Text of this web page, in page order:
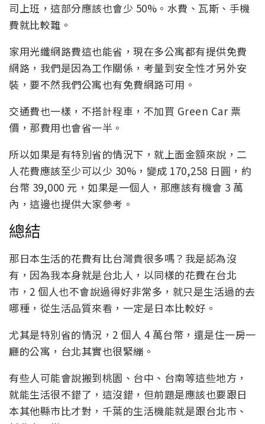
司上班，這部分應該也會少 50%。水費、瓦斯、手機
費就比較難。
家用光纖網路費這也能省，現在多公寓都有提供免費
網路，我們是因為工作關係，考量到安全性才另外安
裝，要不然我們公寓也有免費網路可用。
交通費也一樣，不搭計程車，不加買 Green Car 票
價，那費用也會省一半。
所以如果是有特別省的情況下，就上面金額來說，二
人花費應該至少可以少 30%，變成 170,258 日圓，約
台幣 39,000 元，如果是一個人，那應該有機會 3 萬
內，這邊也提供大家參考。
總結
那日本生活的花費有比台灣貴很多嗎？我是認為沒
有，因為我本身就是台北人，以同樣的花費在台北
市，2 個人也不會說過得好非常多，就只是生活過的去
哪種，從生活品質來看，一定是日本比較好。
尤其是特別省的情況，2 個人 4 萬台幣，還是住一房一
廳的公寓，台北其實也很緊繃。
有些人可能會說搬到桃園、台中、台南等這些地方，
就能生活很不錯了，這沒錯，但前題是應該也要跟日
本其他縣市比才對，千葉的生活機能就是跟台北市、